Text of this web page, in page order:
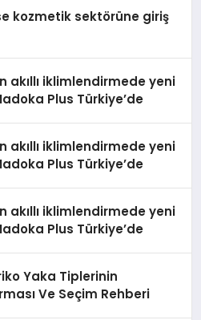
kozmetik sektörüne giriş
akıllı iklimlendirmede yeni
Plus Türkiye’de
akıllı iklimlendirmede yeni
Plus Türkiye’de
akıllı iklimlendirmede yeni
Plus Türkiye’de
Yaka Tiplerinin
Ve Seçim Rehberi